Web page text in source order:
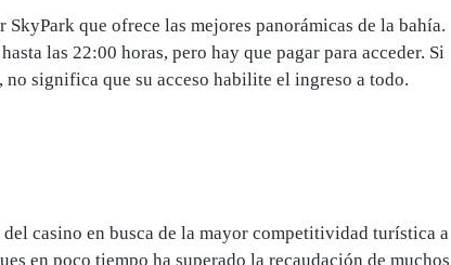
que ofrece las mejores panorámicas de la bahía.
las 22:00 horas, pero hay que pagar para acceder. Si
significa que su acceso habilite el ingreso a todo.
casino en busca de la mayor competitividad turística a
en poco tiempo ha superado la recaudación de muchos